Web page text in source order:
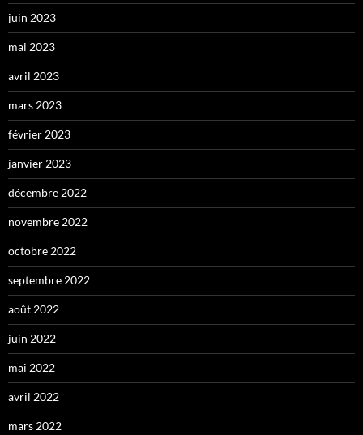
juin 2023
mai 2023
avril 2023
mars 2023
février 2023
janvier 2023
décembre 2022
novembre 2022
octobre 2022
septembre 2022
août 2022
juin 2022
mai 2022
avril 2022
mars 2022